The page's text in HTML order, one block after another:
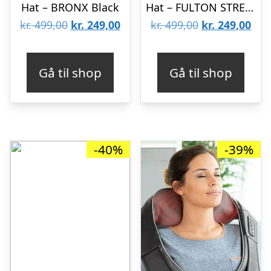
Hat – BRONX Black
kr.499,00 Den
var:
kr. 499,00.
kr. 249,00Den
kr. 249,00.
Gå til shop
Hat – FULTON STREET – Grey
kr.499,00 Den
var:
kr. 499,00.
kr. 249,00Den
kr.
Gå til shop
-40% -39%